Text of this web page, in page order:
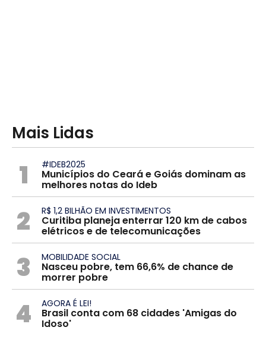
Mais Lidas
1 #IDEB2025
Municípios do Ceará e Goiás dominam as
melhores notas do Ideb
2 R$ 1,2 BILHÃO EM INVESTIMENTOS
Curitiba planeja enterrar 120 km de cabos
elétricos e de telecomunicações
3 MOBILIDADE SOCIAL
Nasceu pobre, tem 66,6% de chance de
morrer pobre
4 AGORA É LEI!
Brasil conta com 68 cidades 'Amigas do
Idoso'